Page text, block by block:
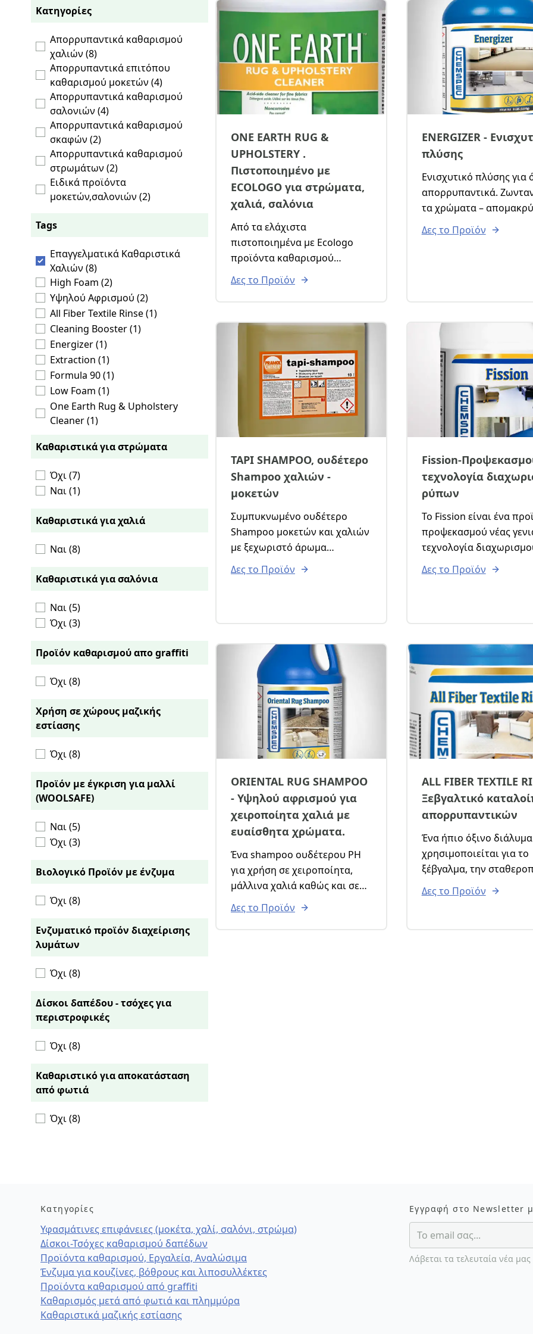
Κατηγορίες
Απορρυπαντικά καθαρισμού
χαλιών (8)
Απορρυπαντικά επιτόπου
καθαρισμού μοκετών (4)
Απορρυπαντικά καθαρισμού
σαλονιών (4)
Απορρυπαντικά καθαρισμού
σκαφών (2)
Απορρυπαντικά καθαρισμού
στρωμάτων (2)
Ειδικά προϊόντα
μοκετών,σαλονιών (2)
Tags
Επαγγελματικά Καθαριστικά
Χαλιών (8)
High Foam (2)
Υψηλού Αφρισμού (2)
All Fiber Textile Rinse (1)
Cleaning Booster (1)
Energizer (1)
Extraction (1)
Formula 90 (1)
Low Foam (1)
One Earth Rug & Upholstery
Cleaner (1)
Oriental Rug Shampoo (1)
Rx For Fringes (1)
Shampoo (1)
Απορρυπαντικό (1)
Απορρυπαντικό Για Μοκέτες (1)
Απορρυπαντικό Για Χαλιά (1)
Αφροπαραγωγός (1)
Εξουδετέρωση (1)
Επιτόπου Καθαρισμός (1)
Καθαριστικό (1)
Καθαριστικό Για Ξεβαμμένα Χαλιά
Καθαριστικό Για Χαλιά (1)
Καθαριστικό Για Χειροποίητα (1)
Καθαριστικά για στρώματα
Όχι (7)
Ναι (1)
Καθαριστικά για χαλιά
Ναι (8)
Καθαριστικά για σαλόνια
Ναι (5)
Όχι (3)
Προϊόν καθαρισμού απο graffiti
Όχι (8)
Χρήση σε χώρους μαζικής
εστίασης
Όχι (8)
Προϊόν με έγκριση για μαλλί
(WOOLSAFE)
Ναι (5)
Όχι (3)
Βιολογικό Προϊόν με ένζυμα
Όχι (8)
Ενζυματικό προϊόν διαχείρισης
λυμάτων
Όχι (8)
Δίσκοι δαπέδου - τσόχες για
περιστροφικές
Όχι (8)
Καθαριστικό για αποκατάσταση
από φωτιά
Όχι (8)
ONE EARTH RUG &
UPHOLSTERY .
Πιστοποιημένο με
ECOLOGO για στρώματα,
χαλιά, σαλόνια
Από τα ελάχιστα
πιστοποιημένα με Ecologo
προϊόντα καθαρισμού
χειροποίητων χαλιών,
σαλονιών, υφασμάτων
φυσικές πρώτες ύλες και τα
μηδαμινά κατάλοιπα, το
κάνουν ιδανικό για χρήση σε
χώρους με άτομα με χημικές
ευαισθησίες, μικρά παιδιά ή
απλώς για άτομα με
οικολογική συνείδηση.
Δες το Προϊόν
ENERGIZER -
πλύσης
Ενισχυτικό πλύσης για
απορρυπαντικά.
τα χρώματα –
δυσοσμία.
Δες το Προϊόν
TAPI SHAMPOO, ουδέτερο
Shampoo χαλιών -
μοκετών
Συμπυκνωμένο ουδέτερο
Shampoo μοκετών και χαλιών
με ξεχωριστό άρωμα
φρεσκάδας. Ιδανικό για
αφροπαραγωγούς ή για
Δες το Προϊόν
Fission-
τεχνολογία
ρύπων
Το Fission είναι ένα
προψεκασμού νέας
τεχνολογία
ρύπων SST (Soil
Technology), που το κάνει
χρόνο όπως κανένα άλλο
προϊόν προψεκασμού.
Δες το Προϊόν
ORIENTAL RUG SHAMPOO
- Υψηλού αφρισμού για
χειροποίητα χαλιά με
ευαίσθητα χρώματα.
Ένα shampoo ουδέτερου PH
για χρήση σε χειροποίητα,
μάλλινα χαλιά καθώς και σε
άλλα εξειδικευμένα
υφάσματα.
Δες το Προϊόν
ALL FIBER TEXTILE
Ξεβγαλτικό
απορρυπαντικών
Ένα ήπιο όξινο διάλυμα που
χρησιμοποιείται για το
ξέβγαλμα, την
των χρωμάτων και την
εξουδετέρωση των
Δες το Προϊόν
Κατηγορίες
Υφασμάτινες επιφάνειες (μοκέτα, χαλί, σαλόνι, στρώμα)
Δίσκοι-Τσόχες καθαρισμού δαπέδων
Προϊόντα καθαρισμού, Εργαλεία, Αναλώσιμα
Ένζυμα για κουζίνες, βόθρους και λιποσυλλέκτες
Προϊόντα καθαρισμού από graffiti
Καθαρισμός μετά από φωτιά και πλημμύρα
Καθαριστικά μαζικής εστίασης
Εγγραφή στο Newsletter
Λάβεται τα τελευταία νέα μας